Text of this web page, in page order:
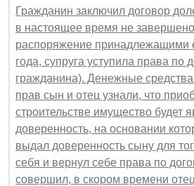
Гражданин заключил договор
в настоящее время не
распоряжение принадлежащими
года, супруга уступила права по
гражданина). Денежные
прав сын и отец узнали, что
строительстве имущество будет
доверенность, на основании
выдал доверенность сыну для
себя и вернул себе права по
совершил, в скором времени